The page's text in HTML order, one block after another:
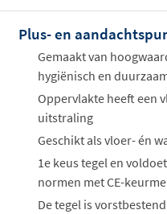
ophalen...
Plus- en
Gemaakt van
hygiënisch en
Oppervlakte heeft een
uitstraling
Geschikt als vloer- én
1e keus tegel en
normen met CE-
De tegel is